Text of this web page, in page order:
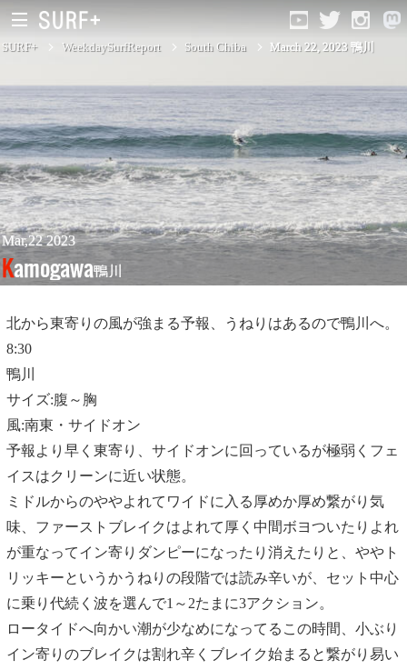
South Ibaraki
North Chiba
South Chiba
Unusually
Video Logs
SURF+ WeekdaySurfReport South Chiba March 22, 2023 鴨川
Mar,22 2023
Kamogawa鴨川
北から東寄りの風が強まる予報、うねりはあるので鴨川へ。
8:30
鴨川
サイズ:腹～胸
風:南東・サイドオン
予報より早く東寄り、サイドオンに回っているが極弱くフェ
イスはクリーンに近い状態。
ミドルからのややよれてワイドに入る厚めか厚め繋がり気
味、ファーストブレイクはよれて厚く中間ボヨついたりよれ
が重なってイン寄りダンピーになったり消えたりと、ややト
リッキーというかうねりの段階では読み辛いが、セット中心
に乗り代続く波を選んで1～2たまに3アクション。
ロータイドへ向かい潮が少なめになってるこの時間、小ぶり
イン寄りのブレイクは割れ辛くブレイク始まると繋がり易い